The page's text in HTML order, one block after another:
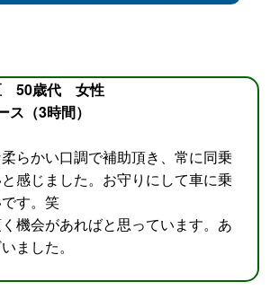
50歳代 女性
ス（3時間）
らかい口調で補助頂き、常に同乗
感じました。お守りにして車に乗
す。笑
機会があればと思っています。あ
ました。